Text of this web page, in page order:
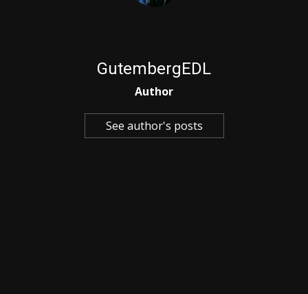
GutembergEDL
Author
See author's posts